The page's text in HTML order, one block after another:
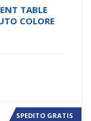
TABLE
COLORE
SPEDITO GRATIS